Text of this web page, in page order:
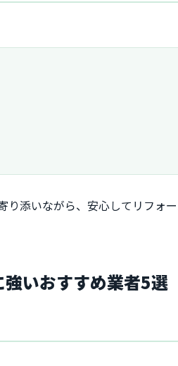
添いながら、安心してリフォ
いおすすめ業者5選